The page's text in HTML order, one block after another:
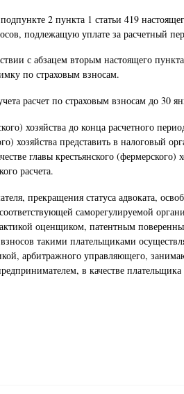
2 пункта 1 статьи 419
подлежащую уплате за расчетный
с абзацем вторым настоящего
по страховым взносам.
расчет по страховым взносам до
хозяйства до конца расчетного
хозяйства представить в налоговый
главы крестьянского
расчета.
прекращения статуса адвоката,
саморегулируемой
оценщиком, патентным
такими плательщиками
арбитражного управляющего,
в качестве плательщика